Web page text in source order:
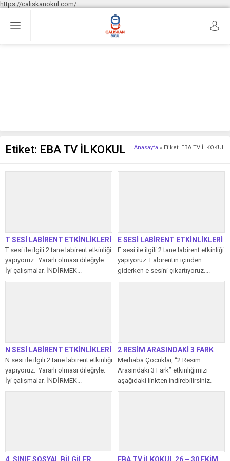
https://caliskanokul.com/
Anasayfa » Etiket: EBA TV İLKOKUL
Etiket: EBA TV İLKOKUL
T SESİ LABİRENT ETKİNLİKLERİ
T sesi ile ilgili 2 tane labirent etkinliği
yapıyoruz. Yararlı olması dileğiyle.
İyi çalışmalar. İNDİRMEK...
E SESİ LABİRENT ETKİNLİKLERİ
E sesi ile ilgili 2 tane labirent etkinliği
yapıyoruz. Labirentin içinden
giderken e sesini çıkartıyoruz....
N SESİ LABİRENT ETKİNLİKLERİ
N sesi ile ilgili 2 tane labirent etkinliği
yapıyoruz. Yararlı olması dileğiyle.
İyi çalışmalar. İNDİRMEK...
2 RESİM ARASINDAKİ 3 FARK
Merhaba Çocuklar, “2 Resim
Arasındaki 3 Fark” etkinliğimizi
aşağıdaki linkten indirebilirsiniz.
Ayrıca çözüm videosunu bu...